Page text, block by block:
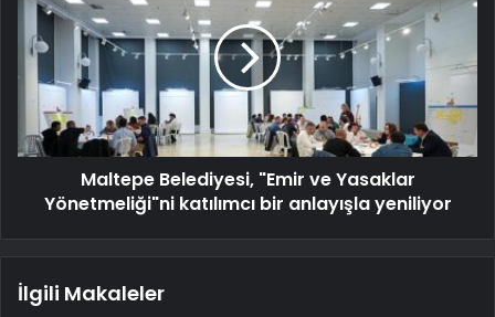
Maltepe Belediyesi, "Emir ve Yasaklar
Yönetmeliği"ni katılımcı bir anlayışla yeniliyor
İlgili Makaleler